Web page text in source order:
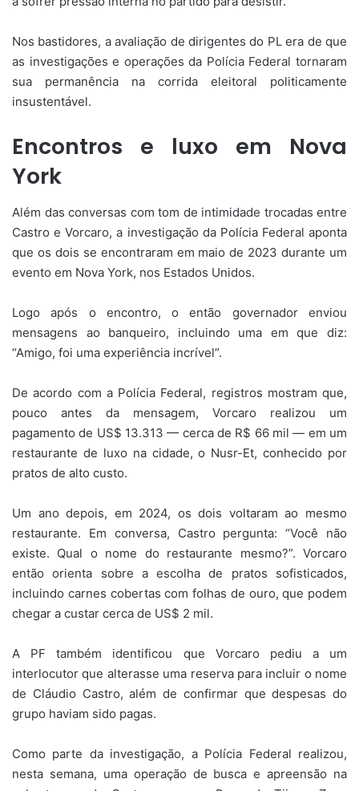
Nos bastidores, a avaliação de dirigentes do PL era de que
as investigações e operações da Polícia Federal tornaram
sua permanência na corrida eleitoral politicamente
insustentável.
Encontros e luxo em Nova
York
Além das conversas com tom de intimidade trocadas entre
Castro e Vorcaro, a investigação da Polícia Federal aponta
que os dois se encontraram em maio de 2023 durante um
evento em Nova York, nos Estados Unidos.
Logo após o encontro, o então governador enviou
mensagens ao banqueiro, incluindo uma em que diz:
“Amigo, foi uma experiência incrível”.
De acordo com a Polícia Federal, registros mostram que,
pouco antes da mensagem, Vorcaro realizou um
pagamento de US$ 13.313 — cerca de R$ 66 mil — em um
restaurante de luxo na cidade, o Nusr-Et, conhecido por
pratos de alto custo.
Um ano depois, em 2024, os dois voltaram ao mesmo
restaurante. Em conversa, Castro pergunta: “Você não
existe. Qual o nome do restaurante mesmo?”. Vorcaro
então orienta sobre a escolha de pratos sofisticados,
incluindo carnes cobertas com folhas de ouro, que podem
chegar a custar cerca de US$ 2 mil.
A PF também identificou que Vorcaro pediu a um
interlocutor que alterasse uma reserva para incluir o nome
de Cláudio Castro, além de confirmar que despesas do
grupo haviam sido pagas.
Como parte da investigação, a Polícia Federal realizou,
nesta semana, uma operação de busca e apreensão na